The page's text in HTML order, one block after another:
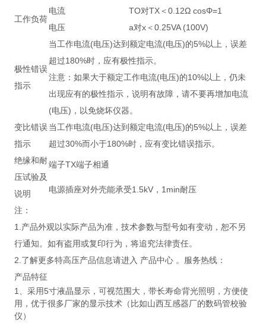
工作负荷
电流
TO对TX＜0.12Ω cosΦ=1
电压
a对x＜0.25VA (100V)
极性错误
指示
当工作电流(电压)达到额定电流(电压)的5%以上，误差
超过180%时，应有极性指示。
注意：如果大于额定工作电流(电压)的10%以上，仍未
出现应有的极性指示，说明有故障，请不要再增加电流
(电压)，以免烧坏仪器。
变比错误
指示
当工作电流(电压)达到额定电流(电压)的5%以上，误差
超过30%而小于180%时，应有变比错误指示。
绝缘和耐
压试验及
说明
端子TX端子相通
电源插座对外壳能承受1.5kV，1min耐压
注：
1.产品外观以实际产品为准，技术参数与型号如有变动，恕不另
行通知。如有盗用或复印行为，将追究法律责任。
2.了解更多特高压产品信息请进入 产品中心 。服务热线：
产品特征
1、采用5寸液晶显示，可视范围大，带长寿命背光照明，方便使
用，优于很多厂家的显示技术（比如山西互感器厂的数码管校验
仪）